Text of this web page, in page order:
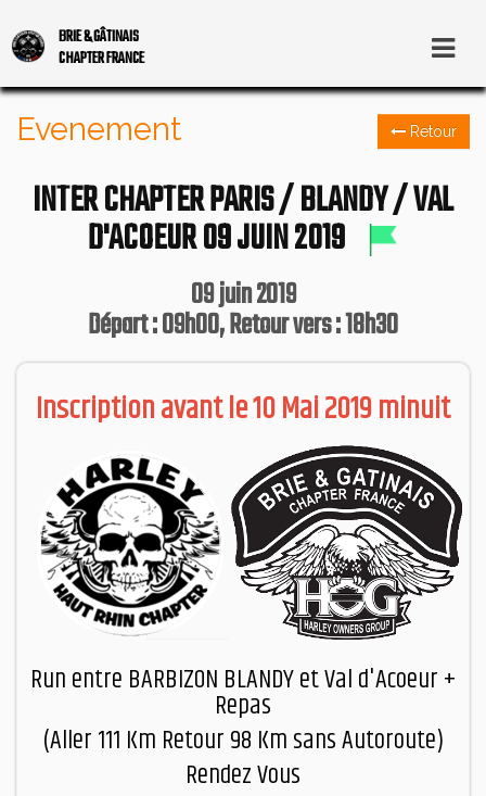
BRIE & GÂTINAIS
CHAPTER FRANCE
Evenement Retour
INTER CHAPTER PARIS / BLANDY / VAL
D'ACOEUR 09 JUIN 2019
09 juin 2019
Départ : 09h00, Retour vers : 18h30
Inscription avant le 10 Mai 2019 minuit
Run entre BARBIZON BLANDY et Val d'Acoeur +
Repas
(Aller 111 Km Retour 98 Km sans Autoroute)
Rendez Vous